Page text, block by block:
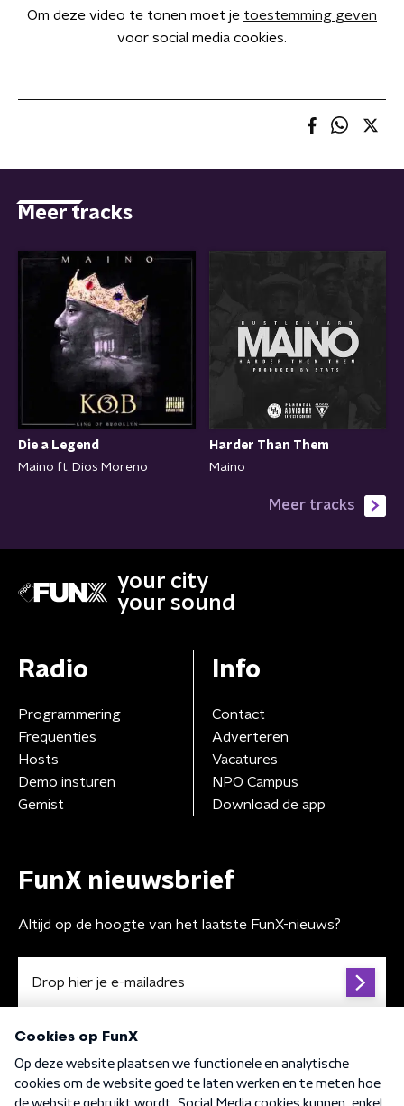
Om deze video te tonen moet je toestemming geven
voor social media cookies.
Meer tracks
Die a Legend
Maino ft. Dios Moreno
Harder Than Them
Maino
Meer tracks
your city
your sound
Radio
Programmering
Frequenties
Hosts
Demo insturen
Gemist
Info
Contact
Adverteren
Vacatures
NPO Campus
Download de app
FunX nieuwsbrief
Altijd op de hoogte van het laatste FunX-nieuws?